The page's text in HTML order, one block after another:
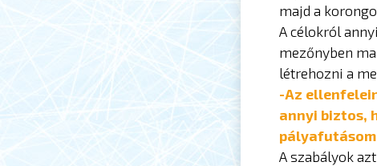
majd a
A célokról
mezőnyben
létrehozni a
-Az
annyi biztos,
A szabályok